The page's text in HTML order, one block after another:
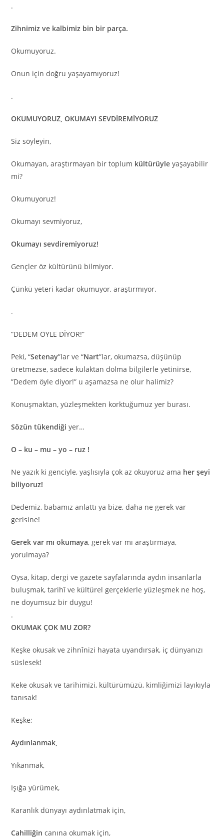
.
Zihnimiz ve kalbimiz bin bir parça.
Okumuyoruz.
Onun için doğru yaşayamıyoruz!
.
OKUMUYORUZ, OKUMAYI SEVDİREMİYORUZ
Siz söyleyin,
Okumayan, araştırmayan bir toplum kültürüyle yaşayabilir
mi?
Okumuyoruz!
Okumayı sevmiyoruz,
Okumayı sevdiremiyoruz!
Gençler öz kültürünü bilmiyor.
Çünkü yeteri kadar okumuyor, araştırmıyor.
.
“DEDEM ÖYLE DİYOR!”
Peki, “Setenay”lar ve “Nart”lar, okumazsa, düşünüp
üretmezse, sadece kulaktan dolma bilgilerle yetinirse,
”Dedem öyle diyor!” u aşamazsa ne olur halimiz?
Konuşmaktan, yüzleşmekten korktuğumuz yer burası.
Sözün tükendiği yer…
O – ku – mu – yo – ruz !
Ne yazık ki genciyle, yaşlısıyla çok az okuyoruz ama her şeyi
biliyoruz!
Dedemiz, babamız anlattı ya bize, daha ne gerek var
gerisine!
Gerek var mı okumaya, gerek var mı araştırmaya,
yorulmaya?
Oysa, kitap, dergi ve gazete sayfalarında aydın insanlarla
buluşmak, tarihî ve kültürel gerçeklerle yüzleşmek ne hoş,
ne doyumsuz bir duygu!
.
OKUMAK ÇOK MU ZOR?
Keşke okusak ve zihnînizi hayata uyandırsak, iç dünyanızı
süslesek!
Keke okusak ve tarihimizi, kültürümüzü, kimliğimizi layıkıyla
tanısak!
Keşke;
Aydınlanmak,
Yıkanmak,
Işığa yürümek,
Karanlık dünyayı aydınlatmak için,
Cahilliğin canına okumak için,